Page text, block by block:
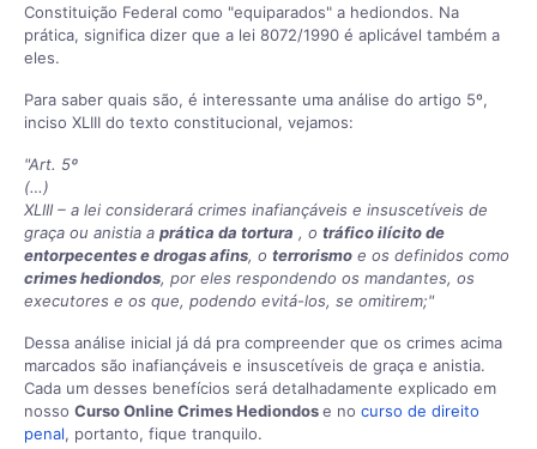
Constituição Federal como "equiparados" a hediondos. Na
prática, significa dizer que a lei 8072/1990 é aplicável também a
eles.
Para saber quais são, é interessante uma análise do artigo 5º,
inciso XLIII do texto constitucional, vejamos:
"Art. 5º
(…)
XLIII – a lei considerará crimes inafiançáveis e insuscetíveis de
graça ou anistia a prática da tortura , o tráfico ilícito de
entorpecentes e drogas afins, o terrorismo e os definidos como
crimes hediondos, por eles respondendo os mandantes, os
executores e os que, podendo evitá-los, se omitirem;"
Dessa análise inicial já dá pra compreender que os crimes acima
marcados são inafiançáveis e insuscetíveis de graça e anistia.
Cada um desses benefícios será detalhadamente explicado em
nosso Curso Online Crimes Hediondose no curso de direito
penal, portanto, fique tranquilo.